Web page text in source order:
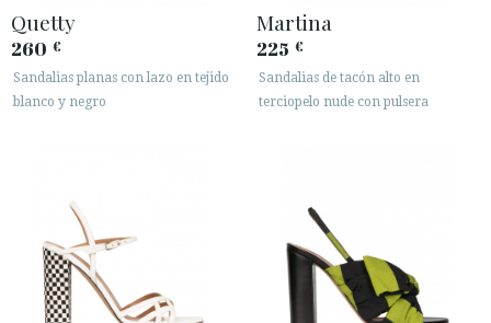
Quetty
260 €
Sandalias planas con lazo en tejido
blanco y negro
Martina
225 €
Sandalias de tacón alto en
terciopelo nude con pulsera